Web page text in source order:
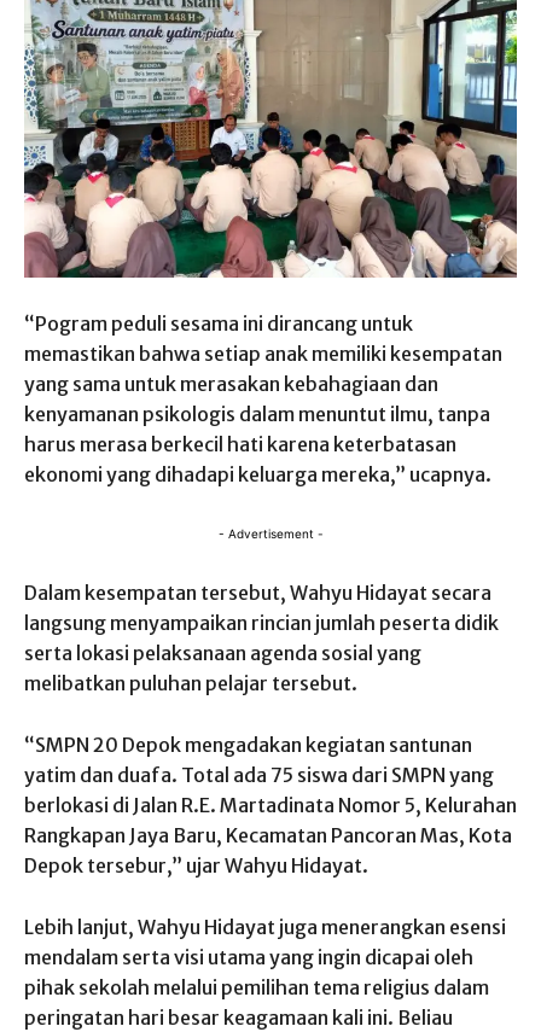
“Pogram peduli sesama ini dirancang untuk
memastikan bahwa setiap anak memiliki kesempatan
yang sama untuk merasakan kebahagiaan dan
kenyamanan psikologis dalam menuntut ilmu, tanpa
harus merasa berkecil hati karena keterbatasan
ekonomi yang dihadapi keluarga mereka,” ucapnya.
- Advertisement -
Dalam kesempatan tersebut, Wahyu Hidayat secara
langsung menyampaikan rincian jumlah peserta didik
serta lokasi pelaksanaan agenda sosial yang
melibatkan puluhan pelajar tersebut.
“SMPN 20 Depok mengadakan kegiatan santunan
yatim dan duafa. Total ada 75 siswa dari SMPN yang
berlokasi di Jalan R.E. Martadinata Nomor 5, Kelurahan
Rangkapan Jaya Baru, Kecamatan Pancoran Mas, Kota
Depok tersebur,” ujar Wahyu Hidayat.
Lebih lanjut, Wahyu Hidayat juga menerangkan esensi
mendalam serta visi utama yang ingin dicapai oleh
pihak sekolah melalui pemilihan tema religius dalam
peringatan hari besar keagamaan kali ini. Beliau